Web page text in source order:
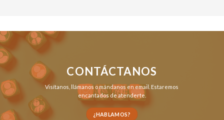
CONTÁCTANOS
Visítanos, llámanosomándanos en email . Estaremos
encantados de atenderte.
¿HABLAMOS?